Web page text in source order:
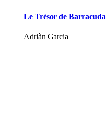
Le Trésor de Barracuda
Adriàn Garcia